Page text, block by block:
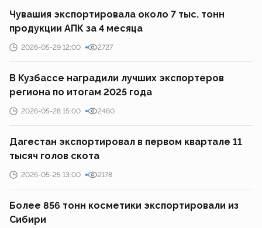
Чувашия экспортировала около 7 тыс. тонн
продукции АПК за 4 месяца
2026-05-29 12:00 2727
В Кузбассе наградили лучших экспортеров
региона по итогам 2025 года
2026-05-28 15:00 2460
Дагестан экспортировал в первом квартале 11
тысяч голов скота
2026-05-25 13:00 2178
Более 856 тонн косметики экспортировали из
Сибири